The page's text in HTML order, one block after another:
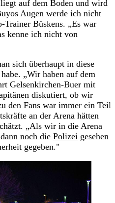
auf dem Boden und wird
Augen werde ich nicht
Trainer Büskens. „Es war
kenne ich nicht von
sich überhaupt in diese
„Wir haben auf dem
Gelsenkirchen-Buer mit
diskutiert, ob wir
den Fans war immer ein Teil
an der Arena hätten
„Als wir in die Arena
noch die Polizei gesehen
gegeben."